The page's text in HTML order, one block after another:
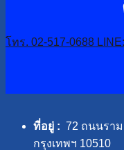
โทร. 02-517-0688
ที่อยู่ : 72 ถนนรา
กรุงเทพฯ 10510